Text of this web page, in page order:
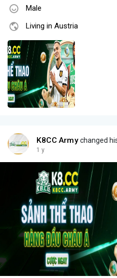
Male
Living in Austria
K8CC Armychanged
1 y